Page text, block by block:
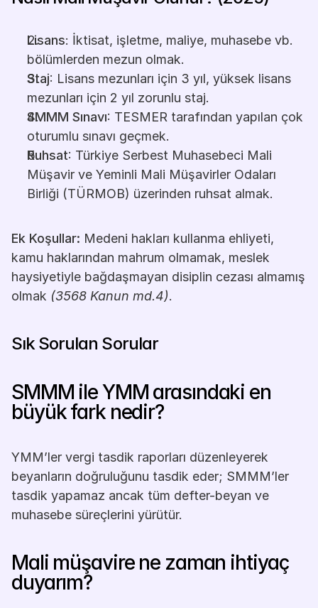
Lisans: İktisat, işletme, maliye, muhasebe vb.
bölümlerden mezun olmak.
Staj: Lisans mezunları için 3 yıl, yüksek lisans
mezunları için 2 yıl zorunlu staj.
SMMM Sınavı: TESMER tarafından yapılan çok
oturumlu sınavı geçmek.
Ruhsat: Türkiye Serbest Muhasebeci Mali
Müşavir ve Yeminli Mali Müşavirler Odaları
Birliği (TÜRMOB) üzerinden ruhsat almak.
Ek Koşullar: Medeni hakları kullanma ehliyeti,
kamu haklarından mahrum olmamak, meslek
haysiyetiyle bağdaşmayan disiplin cezası almamış
olmak (3568 Kanun md.4).
Sık Sorulan Sorular
SMMM ile YMM arasındaki en
büyük fark nedir?
YMM’ler vergi tasdik raporları düzenleyerek
beyanların doğruluğunu tasdik eder; SMMM’ler
tasdik yapamaz ancak tüm defter-beyan ve
muhasebe süreçlerini yürütür.
Mali müşavire ne zaman ihtiyaç
duyarım?